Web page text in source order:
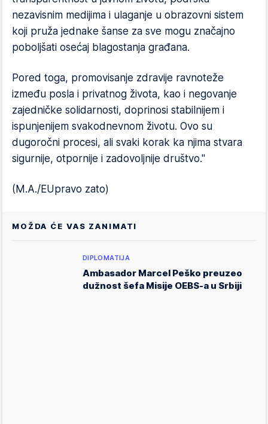
nezavisnim medijima i ulaganje u obrazovni sistem
koji pruža jednake šanse za sve mogu značajno
poboljšati osećaj blagostanja građana.
Pored toga, promovisanje zdravije ravnoteže
između posla i privatnog života, kao i negovanje
zajedničke solidarnosti, doprinosi stabilnijem i
ispunjenijem svakodnevnom životu. Ovo su
dugoročni procesi, ali svaki korak ka njima stvara
sigurnije, otpornije i zadovoljnije društvo."
(M.A./EUpravo zato)
MOŽDA ĆE VAS ZANIMATI
DIPLOMATIJA
Ambasador Marcel Peško preuzeo
dužnost šefa Misije OEBS-a u Srbiji